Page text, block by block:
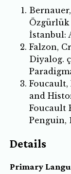
Özgürlük
İstanbul:
Falzon,
Diyalog.
Foucault,
and
Foucault
Penguin,
Details
Primary